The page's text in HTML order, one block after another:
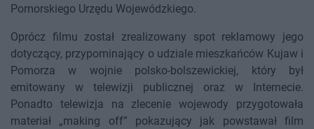
Pomorskiego Urzędu Wojewódzkiego.
Oprócz filmu został zrealizowany spot reklamowy jego
dotyczący, przypominający o udziale mieszkańców Kujaw i
Pomorza w wojnie polsko-bolszewickiej, który był
emitowany w telewizji publicznej oraz w Internecie.
Ponadto telewizja na zlecenie wojewody przygotowała
materiał „making off” pokazujący jak powstawał film